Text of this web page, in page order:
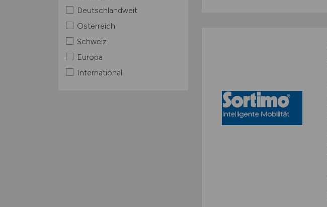
Deutschlandweit
Österreich
Schweiz
Europa
International